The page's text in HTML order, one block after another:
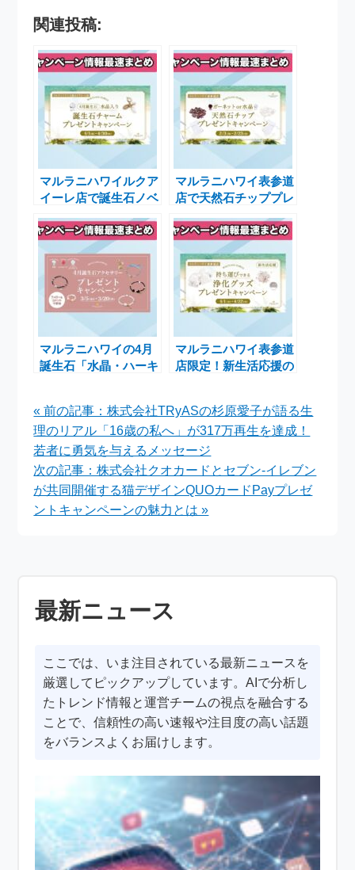
関連投稿:
マルラニハワイルクア
イーレ店で誕生石ノベ
ントキャンペーン実施
マルラニハワイ表参道
店で天然石チッププレ
開催中、2月23日まで
のお得なチャンス
マルラニハワイの4月
誕生石「水晶・ハーキ
リーが当たる特別キャ
ンペーン
マルラニハワイ表参道
店限定！新生活応援の
キャンペーン
« 前の記事：株式会社TRyASの杉原愛子が語る生
理のリアル「16歳の私へ」が317万再生を達成！
若者に勇気を与えるメッセージ
次の記事：株式会社クオカードとセブン-イレブン
が共同開催する猫デザインQUOカードPayプレゼ
ントキャンペーンの魅力とは »
最新ニュース
ここでは、いま注目されている最新ニュースを
厳選してピックアップしています。AIで分析し
たトレンド情報と運営チームの視点を融合する
ことで、信頼性の高い速報や注目度の高い話題
をバランスよくお届けします。